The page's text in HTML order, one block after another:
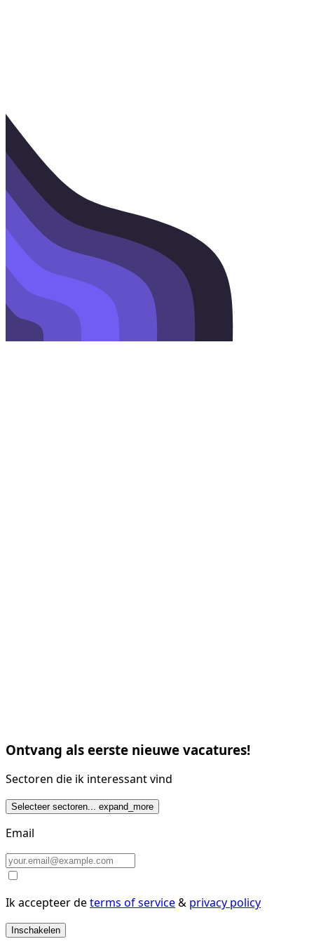
Ontvang als eerste nieuwe vacatures!
Sectoren die ik interessant vind
Selecteer sectoren... expand_more
Email
Ik accepteer determs of service& privacy policy
Inschakelen